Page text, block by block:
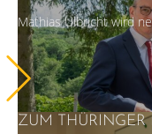
Mathias Ulbricht wird
ZUM THÜRINGER